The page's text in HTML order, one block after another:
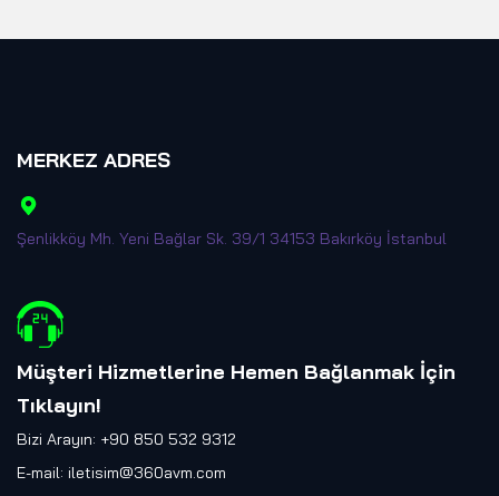
MERKEZ ADRES
Şenlikköy Mh. Yeni Bağlar Sk. 39/1 34153 Bakırköy İstanbul
Müşteri Hizmetlerine Hemen Bağlanmak İçin
Tıklayın!
Bizi Arayın: +90 850 532 9312
E-mail: iletisim@360avm.com